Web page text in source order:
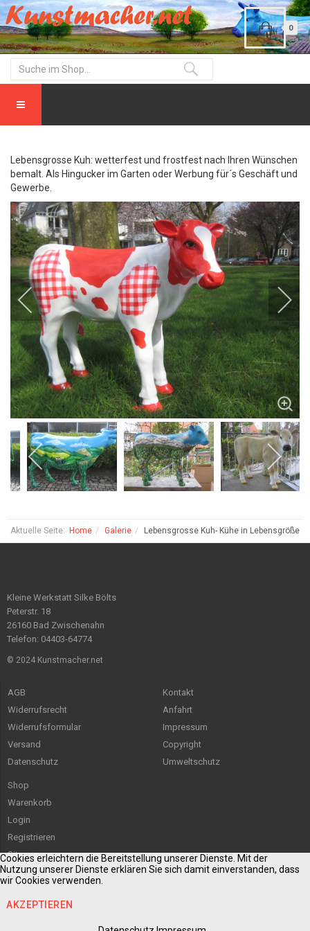
0
Lebensgrosse Kuh: wetterfest und frostfest nach Ihren Wünschen
bemalt. Als Hingucker im Garten oder Werbung für´s Geschäft und
Gewerbe.
Aktuelle Seite: Home Galerie Lebensgrosse Kuh- Kühe in Lebensgröße
Kleine Werkstatt Silke Bölts
Peterstr. 18
26160 Bad Zwischenahn
Telefon: 04403-64774
© 2024 Kunstmacher.net
AGB
Widerrufsrecht
Widerrufsformular
Versand
Datenschutz
Kontakt
Anfahrt
Impressum
Copyright
Umweltschutz
Shop
Warenkorb
Login
Registrieren
Sitemap
Cookies erleichtern die Bereitstellung unserer Dienste. Mit der
Nutzung unserer Dienste erklären Sie sich damit einverstanden, dass
wir Cookies verwenden.
AKZEPTIEREN